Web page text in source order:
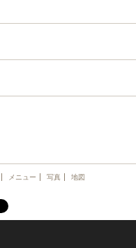
メニュー 写真 地図